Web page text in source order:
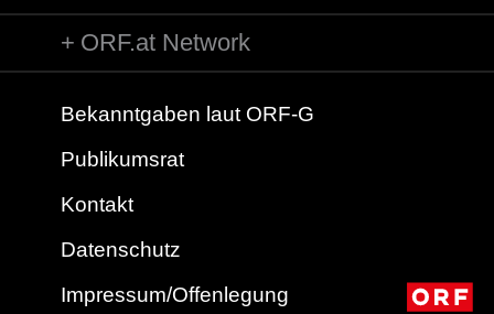
ORF.at Network
Bekanntgaben laut ORF-G
Publikumsrat
Kontakt
Datenschutz
Impressum/Offenlegung